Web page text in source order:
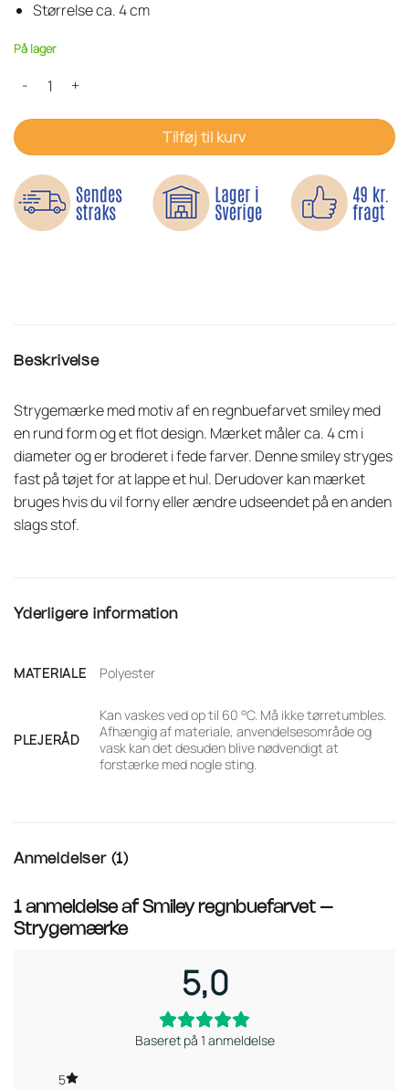
Størrelse ca. 4 cm
På lager
Smiley regnbuefarvet - Strygemærke antal
Tilføj til kurv
Beskrivelse
Strygemærke med motiv af en regnbuefarvet smiley med
en rund form og et flot design. Mærket måler ca. 4 cm i
diameter og er broderet i fede farver. Denne smiley stryges
fast på tøjet for at lappe et hul. Derudover kan mærket
bruges hvis du vil forny eller ændre udseendet på en anden
slags stof.
Yderligere information
MATERIALE Polyester
PLEJERÅD
Kan vaskes ved op til 60 °C. Må ikke tørretumbles.
Afhængig af materiale, anvendelsesområde og
vask kan det desuden blive nødvendigt at
forstærke med nogle sting.
Anmeldelser (1)
1 anmeldelse af Smiley regnbuefarvet –
Strygemærke
5,0
Baseret på 1 anmeldelse
5